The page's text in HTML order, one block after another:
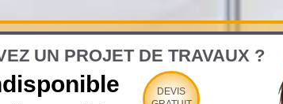
UN PROJET DE TRAVAUX ?
DEVIS